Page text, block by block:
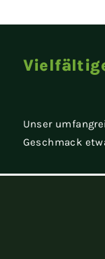
Unser
Geschmack